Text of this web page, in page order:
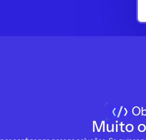
Muito